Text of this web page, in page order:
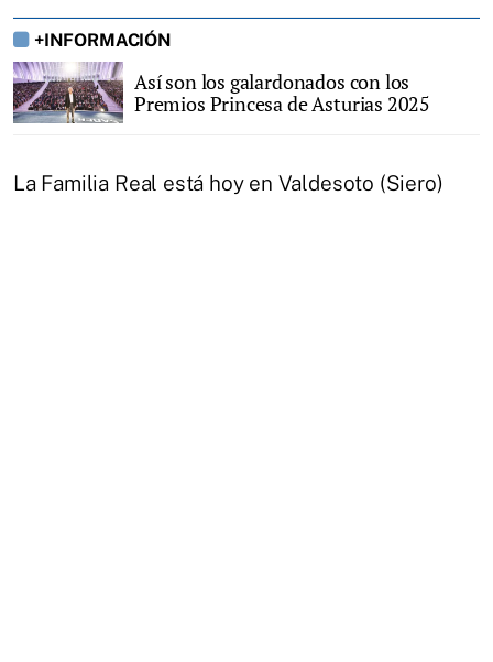
+INFORMACIÓN
Así son los galardonados con los
Premios Princesa de Asturias 2025
La Familia Real está hoy en Valdesoto (Siero)